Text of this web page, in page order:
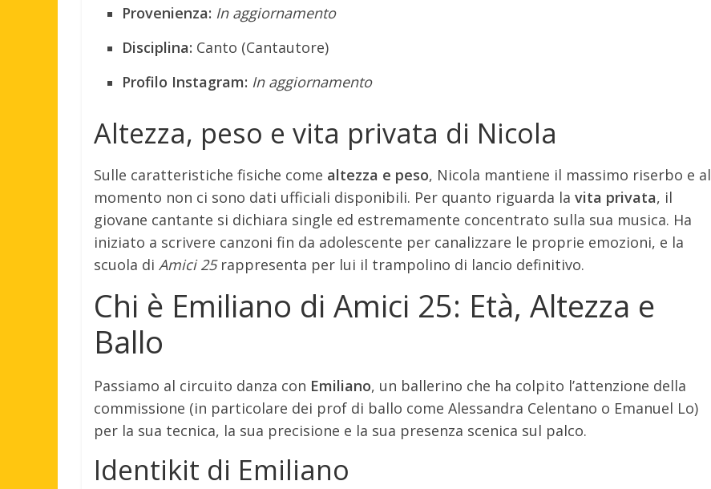
Provenienza: In aggiornamento
Disciplina: Canto (Cantautore)
Profilo Instagram: In aggiornamento
Altezza, peso e vita privata di Nicola
Sulle caratteristiche fisiche come altezza e peso, Nicola mantiene il massimo riserbo e al
momento non ci sono dati ufficiali disponibili. Per quanto riguarda la vita privata, il
giovane cantante si dichiara single ed estremamente concentrato sulla sua musica. Ha
iniziato a scrivere canzoni fin da adolescente per canalizzare le proprie emozioni, e la
scuola di Amici 25rappresenta per lui il trampolino di lancio definitivo.
Chi è Emiliano di Amici 25: Età, Altezza e
Ballo
Passiamo al circuito danza con Emiliano, un ballerino che ha colpito l’attenzione della
commissione (in particolare dei prof di ballo come Alessandra Celentano o Emanuel Lo)
per la sua tecnica, la sua precisione e la sua presenza scenica sul palco.
Identikit di Emiliano